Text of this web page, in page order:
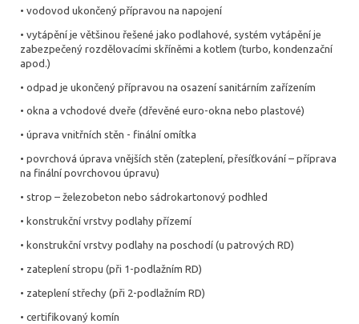
• vodovod ukončený přípravou na napojení
• vytápění je většinou řešené jako podlahové, systém vytápění je
zabezpečený rozdělovacími skříněmi a kotlem (turbo, kondenzační
apod.)
• odpad je ukončený přípravou na osazení sanitárním zařízením
• okna a vchodové dveře (dřevěné euro-okna nebo plastové)
• úprava vnitřních stěn - finální omítka
• povrchová úprava vnějších stěn (zateplení, přesíťkování – příprava
na finální povrchovou úpravu)
• strop – železobeton nebo sádrokartonový podhled
• konstrukční vrstvy podlahy přízemí
• konstrukční vrstvy podlahy na poschodí (u patrových RD)
• zateplení stropu (při 1-podlažním RD)
• zateplení střechy (při 2-podlažním RD)
• certifikovaný komín